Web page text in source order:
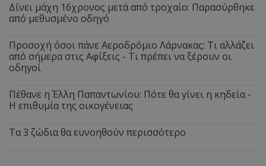
Δίνει μάχη 16χρονος μετά από τροχαίο: Παρασύρθηκε
από μεθυσμένο οδηγό
Προσοχή όσοι πάνε Αεροδρόμιο Λάρνακας: Τι αλλάζει
από σήμερα στις Αφίξεις - Τι πρέπει να ξέρουν οι
οδηγοί
Πέθανε η Έλλη Παπαντωνίου: Πότε θα γίνει η κηδεία -
Η επιθυμία της οικογένειας
Τα 3 ζώδια θα ευνοηθούν περισσότερο